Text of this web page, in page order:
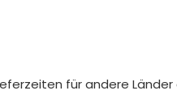
für andere